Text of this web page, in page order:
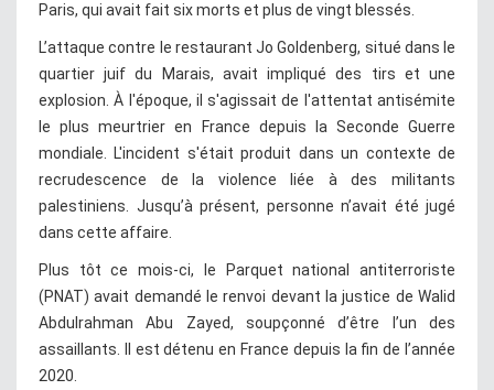
Paris, qui avait fait six morts et plus de vingt blessés.
L’attaque contre le restaurant Jo Goldenberg, situé dans le
quartier juif du Marais, avait impliqué des tirs et une
explosion. À l'époque, il s'agissait de l'attentat antisémite
le plus meurtrier en France depuis la Seconde Guerre
mondiale. L'incident s'était produit dans un contexte de
recrudescence de la violence liée à des militants
palestiniens. Jusqu’à présent, personne n’avait été jugé
dans cette affaire.
Plus tôt ce mois-ci, le Parquet national antiterroriste
(PNAT) avait demandé le renvoi devant la justice de Walid
Abdulrahman Abu Zayed, soupçonné d’être l’un des
assaillants. Il est détenu en France depuis la fin de l’année
2020.